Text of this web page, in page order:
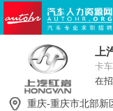
上
卡
在
重庆-重庆市北部新